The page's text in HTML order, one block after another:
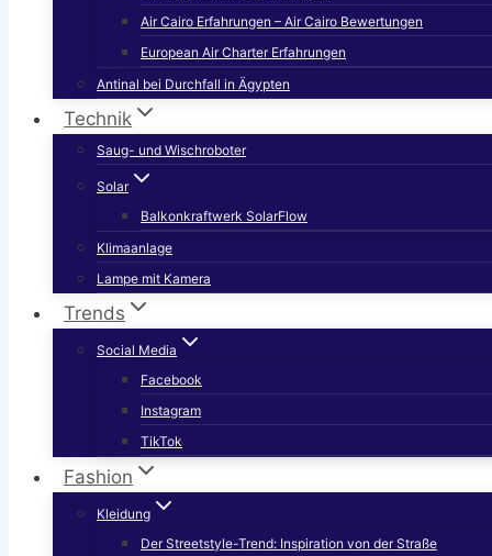
Air Cairo Erfahrungen – Air Cairo Bewertungen
European Air Charter Erfahrungen
Antinal bei Durchfall in Ägypten
Technik
Saug- und Wischroboter
Solar
Balkonkraftwerk SolarFlow
Klimaanlage
Lampe mit Kamera
Trends
Social Media
Facebook
Instagram
TikTok
Fashion
Kleidung
Der Streetstyle-Trend: Inspiration von der Straße